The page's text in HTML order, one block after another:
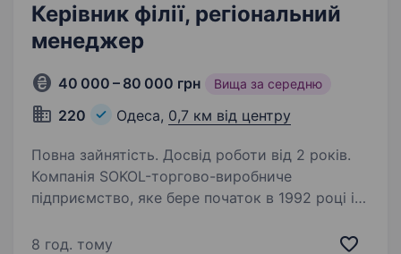
Керівник філії, регіональний
менеджер
40 000 – 80 000 грн Вища за середню
220 Одеса, 0,7 км від центру
Повна зайнятість. Досвід роботи від 2 років.
Компанія SOKOL-торгово-виробниче
підприємство, яке бере початок в 1992 році і
світлотехніки. Ми реалізуємо товар власного
8 год. тому